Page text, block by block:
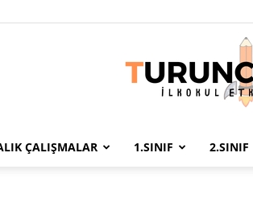
ÇALIŞMALAR 1.SINIF 2.SINIF